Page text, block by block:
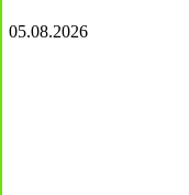
05.08.2026